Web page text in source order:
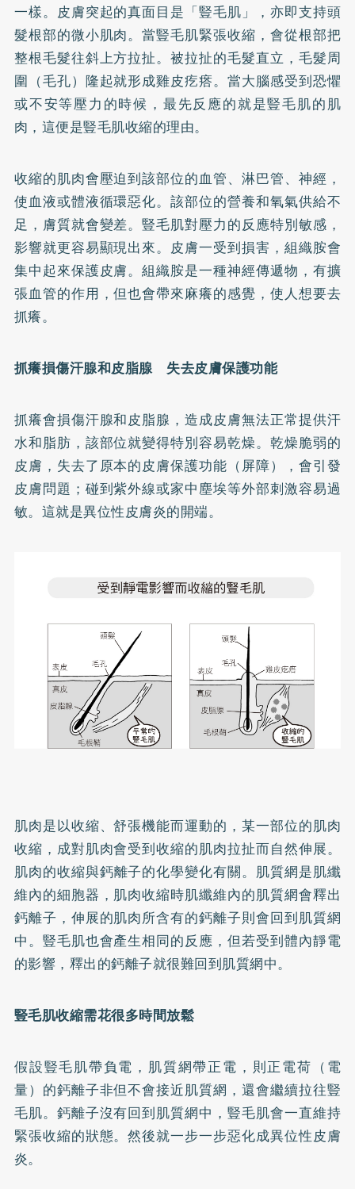
一樣。皮膚突起的真面目是「豎毛肌」，亦即支持頭
髮根部的微小肌肉。當豎毛肌緊張收縮，會從根部把
整根毛髮往斜上方拉扯。被拉扯的毛髮直立，毛髮周
圍（毛孔）隆起就形成雞皮疙瘩。當大腦感受到恐懼
或不安等壓力的時候，最先反應的就是豎毛肌的肌
肉，這便是豎毛肌收縮的理由。
收縮的肌肉會壓迫到該部位的血管、淋巴管、神經，
使血液或體液循環惡化。該部位的營養和氧氣供給不
足，膚質就會變差。豎毛肌對壓力的反應特別敏感，
影響就更容易顯現出來。皮膚一受到損害，組織胺會
集中起來保護皮膚。組織胺是一種神經傳遞物，有擴
張血管的作用，但也會帶來麻癢的感覺，使人想要去
抓癢。
抓癢損傷汗腺和皮脂腺 失去皮膚保護功能
抓癢會損傷汗腺和皮脂腺，造成皮膚無法正常提供汗
水和脂肪，該部位就變得特別容易乾燥。乾燥脆弱的
皮膚，失去了原本的皮膚保護功能（屏障），會引發
皮膚問題；碰到紫外線或家中塵埃等外部刺激容易過
敏。這就是異位性皮膚炎的開端。
肌肉是以收縮、舒張機能而運動的，某一部位的肌肉
收縮，成對肌肉會受到收縮的肌肉拉扯而自然伸展。
肌肉的收縮與鈣離子的化學變化有關。肌質網是肌纖
維內的細胞器，肌肉收縮時肌纖維內的肌質網會釋出
鈣離子，伸展的肌肉所含有的鈣離子則會回到肌質網
中。豎毛肌也會產生相同的反應，但若受到體內靜電
的影響，釋出的鈣離子就很難回到肌質網中。
豎毛肌收縮需花很多時間放鬆
假設豎毛肌帶負電，肌質網帶正電，則正電荷（電
量）的鈣離子非但不會接近肌質網，還會繼續拉往豎
毛肌。鈣離子沒有回到肌質網中，豎毛肌會一直維持
緊張收縮的狀態。然後就一步一步惡化成異位性皮膚
炎。